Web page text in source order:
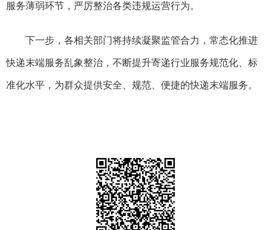
服务薄弱环节，严厉整治各类违规运营行为。
下一步，各相关部门将持续凝聚监管合力，常态化推进
快递末端服务乱象整治，不断提升寄递行业服务规范化、标
准化水平，为群众提供安全、规范、便捷的快递末端服务。